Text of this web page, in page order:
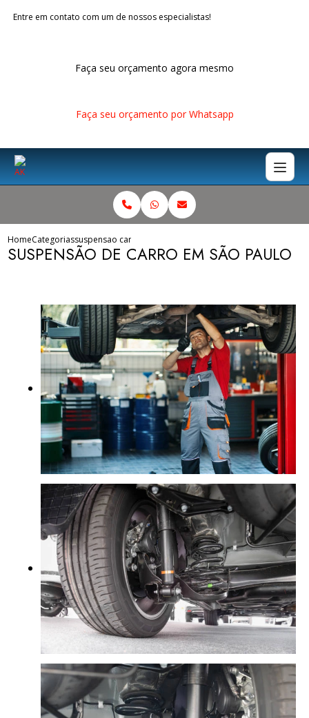
Entre em contato com um de nossos especialistas!
Faça seu orçamento agora mesmo
Faça seu orçamento por Whatsapp
HomeCategoriassuspensao carro sao paulo
SUSPENSÃO DE CARRO EM SÃO PAULO